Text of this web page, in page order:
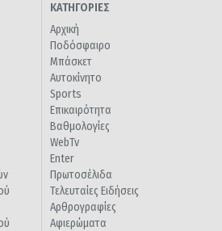
ΚΑΤΗΓΟΡΙΕΣ
Αρχική
Ποδόσφαιρο
Μπάσκετ
Αυτοκίνητο
Sports
Επικαιρότητα
Βαθμολογίες
WebTv
Enter
Πρωτοσέλιδα
Τελευταίες Ειδήσεις
Αρθρογραφίες
Αφιερώματα